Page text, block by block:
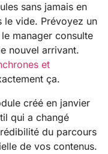
sans jamais en
le vide. Prévoyez un
manager consulte
nouvel arrivant.
et
ça.
créé en janvier
qui a changé
du parcours
de vos contenus.